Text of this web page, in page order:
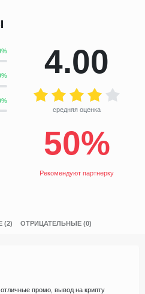
4.00
средняя оценка
50%
Рекомендуют партнерку
(2) ОТРИЦАТЕЛЬНЫЕ (0)
промо, вывод на крипту